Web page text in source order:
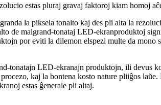
estas pluraj gravaj faktoroj kiam homoj
la piksela tonalto kaj des pli alta la
de malgrand-tonataj LED-ekranproduktoj
por eviti la dilemon elspezi multe da mono
tonatajn LED-ekranajn produktojn, ili devus
kaj la bontena kosto nature pliiĝos
estas ĝenerale pli altaj.